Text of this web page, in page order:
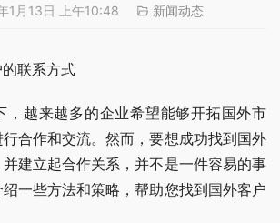
1月13日 上午10:48 新闻动态
联系方式
，越来越多的企业希望能够开拓国外市
合作和交流。然而，要想成功找到国外
建立起合作关系，并不是一件容易的事
一些方法和策略，帮助您找到国外客户